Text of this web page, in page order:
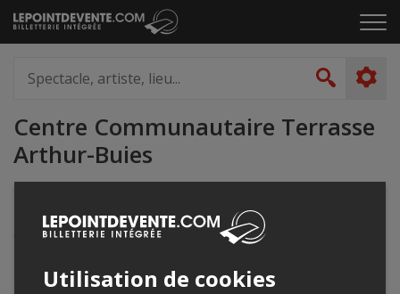
Passer
au
le
artiste,
lieu...
Centre Communautaire Terrasse
Arthur-Buies
Rimouski, QC
Canada
Utilisation de cookies